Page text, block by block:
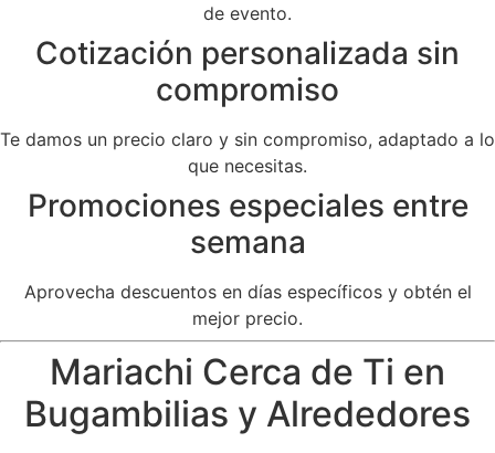
de evento.
Cotización personalizada sin
compromiso
Te damos un precio claro y sin compromiso, adaptado a lo
que necesitas.
Promociones especiales entre
semana
Aprovecha descuentos en días específicos y obtén el
mejor precio.
Mariachi Cerca de Ti en
Bugambilias y Alrededores